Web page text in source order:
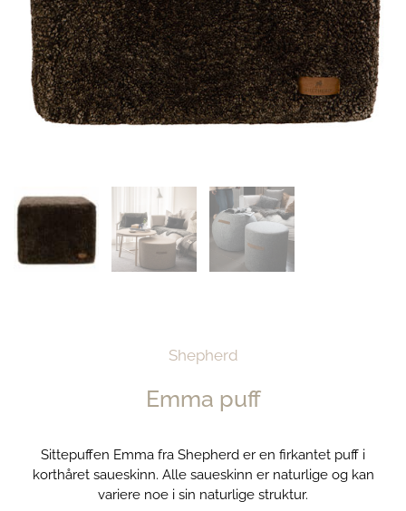
Shepherd
Emma puff
Sittepuffen Emma fra Shepherd er en firkantet puff i
korthåret saueskinn. Alle saueskinn er naturlige og kan
variere noe i sin naturlige struktur.